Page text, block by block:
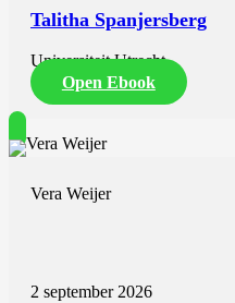
Talitha Spanjersberg
Universiteit Utrecht
Open Ebook
Vera Weijer
2 september 2026